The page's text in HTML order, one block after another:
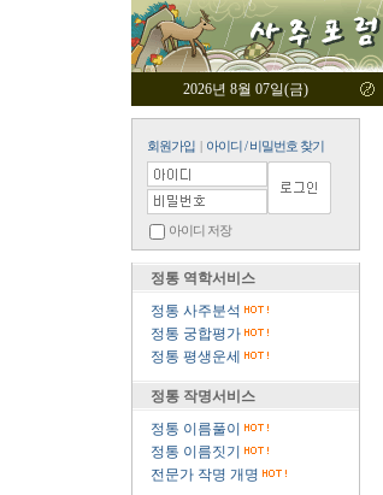
2026년 8월 07일(금)
회원가입| 아이디 / 비밀번호 찾기
아이디 저장
정통 역학서비스
정통 사주분석
정통 궁합평가
정통 평생운세
정통 작명서비스
정통 이름풀이
정통 이름짓기
전문가 작명 개명